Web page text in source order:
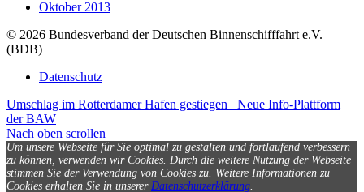
Oktober 2013
© 2026 Bundesverband der Deutschen Binnenschifffahrt e.V.
(BDB)
Datenschutz
Umschlag im Rotterdamer Hafen gestiegen
Neue Info-Plattform
der BAW
Nach oben scrollen
Um unsere Webseite für Sie optimal zu gestalten und fortlaufend verbessern
zu können, verwenden wir Cookies. Durch die weitere Nutzung der Webseite
stimmen Sie der Verwendung von Cookies zu. Weitere Informationen zu
Cookies erhalten Sie in unserer Datenschutzerklärung.